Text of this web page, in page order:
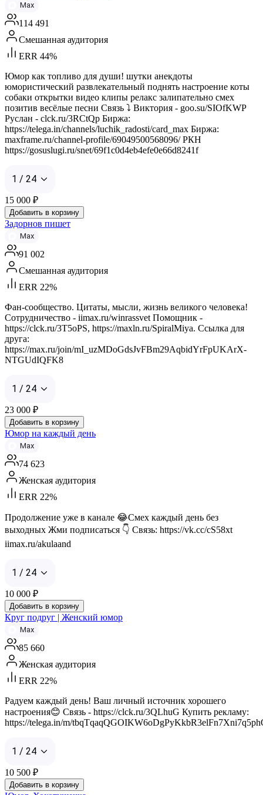
Max
114 491
Смешанная аудитория
ERR 44%
Юмор как топливо для души! шутки анекдоты
юмористический развлекательный поднять настроение коты
собаки открытки видео клипы релакс залипательно смех
позитив весёлые песни Связь ⤵️ Виктория - goo.su/SIOfKWP
Руслан - clck.ru/3RCtQp Биржа:
https://telega.in/channels/luchik_radosti/card_max Биржа:
maxframe.ru/channel-profile/69049500568096/ РКН
https://gosuslugi.ru/snet/69f1c0d4eb4efe0e66d8241f
1 / 24
15 000 ₽
Добавить в корзину
Задорнов пишет
Max
91 002
Смешанная аудитория
ERR 22%
Фан-сообщество. Цитаты, мысли, жизнь великого человека!
Сотрудничество - iimax.ru/winrassvet Помощник -
https://clck.ru/3T5oPS, https://maxln.ru/SpiralMiya. Ссылка для
друга:
https://max.ru/join/mI_uzMDoGdsJvFBm29AqbidYrFpUKArX-
NTGUdIQFK8
1 / 24
23 000 ₽
Добавить в корзину
Юмор на каждый день
Max
74 623
Женская аудитория
ERR 22%
Продолжение уже в канале 😂Смех каждый день без
выходных Жми подписаться 👇 Связь: https://vk.cc/cS58xt
iimax.ru/akulaand
1 / 24
10 000 ₽
Добавить в корзину
Круг подруг | Женский юмор
Max
85 660
Женская аудитория
ERR 22%
Радуем каждый день! Ваш личный источник хорошего
настроения😊 Связь - https://clck.ru/3QLhuG Купить рекламу:
https://telega.in/m/
1 / 24
10 500 ₽
Добавить в корзину